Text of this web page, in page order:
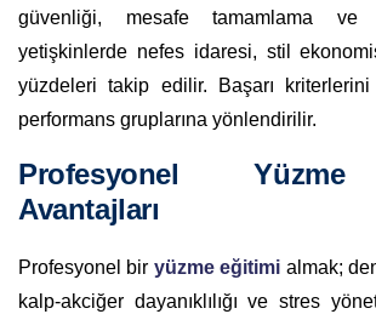
güvenliği, mesafe tamamlama ve
yetişkinlerde nefes idaresi, stil
yüzdeleri takip edilir. Başarı
performans gruplarına yönlendirilir.
Profesyonel Yüzme
Avantajları
Profesyonel bir yüzme eğitimi almak;
kalp-akciğer dayanıklılığı ve stres